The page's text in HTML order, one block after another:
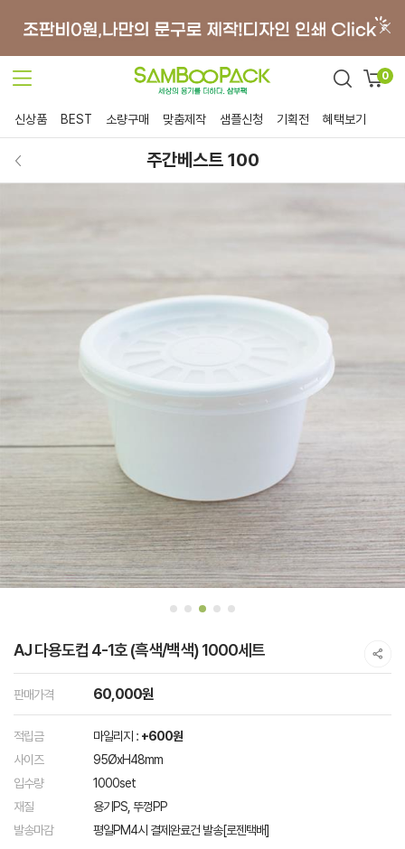
0
신상품 BEST 소량구매 맞춤제작 샘플신청 기획전 혜택보기
주간베스트 100
AJ 다용도컵 4-1호 (흑색/백색) 1000세트
판매가격 60,000원
적립금 마일리지 : +600원
사이즈
95ØxH48mm
입수량
1000set
재질
용기PS, 뚜껑PP
발송마감
평일PM4시 결제완료건 발송[로젠택배]